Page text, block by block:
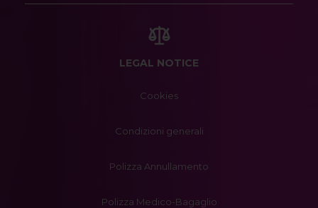
LEGAL NOTICE
Cookies
Condizioni generali
Polizza Annullamento
Polizza Medico-Bagaglio